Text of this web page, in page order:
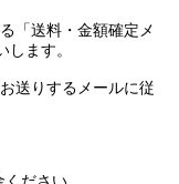
「送料・金額確定メ
ます。
送りするメールに従